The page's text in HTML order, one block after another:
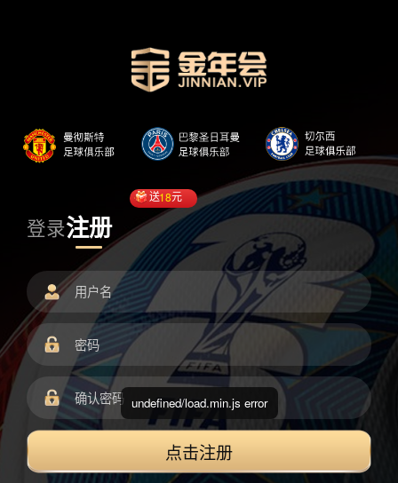
登录注册
送18元
点击注册
undefined/load.min.js error